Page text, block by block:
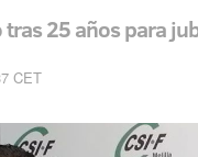
25 años para
CET